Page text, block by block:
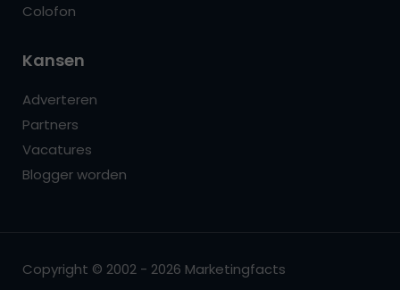
Colofon
Kansen
Adverteren
Partners
Vacatures
Blogger worden
Copyright © 2002 - 2026 Marketingfacts